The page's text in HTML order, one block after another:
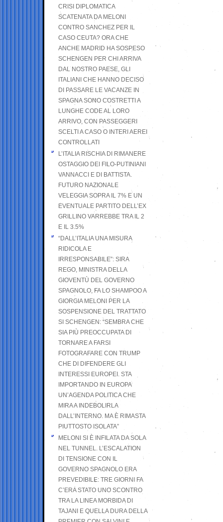
CRISI DIPLOMATICA
SCATENATA DA MELONI
CONTRO SANCHEZ PER IL
CASO CEUTA? ORA CHE
ANCHE MADRID HA SOSPESO
SCHENGEN PER CHI ARRIVA
DAL NOSTRO PAESE, GLI
ITALIANI CHE HANNO DECISO
DI PASSARE LE VACANZE IN
SPAGNA SONO COSTRETTI A
LUNGHE CODE AL LORO
ARRIVO, CON PASSEGGERI
SCELTI A CASO O INTERI AEREI
CONTROLLATI
L’ITALIA RISCHIA DI RIMANERE
OSTAGGIO DEI FILO-PUTINIANI
VANNACCI E DI BATTISTA.
FUTURO NAZIONALE
VELEGGIA SOPRA IL 7% E UN
EVENTUALE PARTITO DELL’EX
GRILLINO VARREBBE TRA IL 2
E IL 3.5%
“DALL’ITALIA UNA MISURA
RIDICOLA E
IRRESPONSABILE”: SIRA
REGO, MINISTRA DELLA
GIOVENTÙ DEL GOVERNO
SPAGNOLO, FA LO SHAMPOO A
GIORGIA MELONI PER LA
SOSPENSIONE DEL TRATTATO
SI SCHENGEN: “SEMBRA CHE
SIA PIÙ PREOCCUPATA DI
TORNARE A FARSI
FOTOGRAFARE CON TRUMP
CHE DI DIFENDERE GLI
INTERESSI EUROPEI. STA
IMPORTANDO IN EUROPA
UN’AGENDA POLITICA CHE
MIRA A INDEBOLIRLA
DALL’INTERNO. MA È RIMASTA
PIUTTOSTO ISOLATA”
MELONI SI È INFILATA DA SOLA
NEL TUNNEL. L’ESCALATION
DI TENSIONE CON IL
GOVERNO SPAGNOLO ERA
PREVEDIBILE: TRE GIORNI FA
C’ERA STATO UNO SCONTRO
TRA LA LINEA MORBIDA DI
TAJANI E QUELLA DURA DELLA